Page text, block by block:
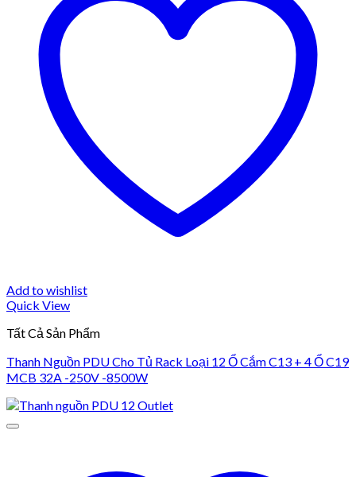
Add to wishlist
Quick View
Tất Cả Sản Phẩm
Thanh Nguồn PDU Cho Tủ Rack Loại 12 Ổ Cắm C13 + 4 Ổ C19
MCB 32A -250V -8500W